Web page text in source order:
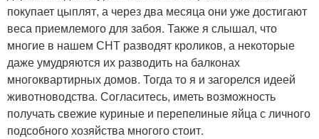
покупает цыплят, а через два месяца они уже достигают
веса приемлемого для забоя. Также я слышал, что
многие в нашем СНТ разводят кроликов, а некоторые
даже умудряются их разводить на балконах
многоквартирных домов. Тогда то я и загорелся идеей
животноводства. Согласитесь, иметь возможность
получать свежие куриные и перепелиные яйца с личного
подсобного хозяйства многого стоит.